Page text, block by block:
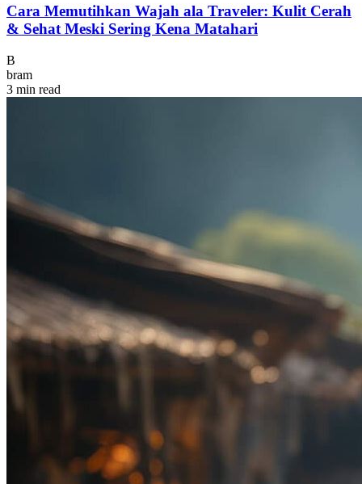
Cara Memutihkan Wajah ala Traveler: Kulit Cerah
& Sehat Meski Sering Kena Matahari
B
bram
3 min read